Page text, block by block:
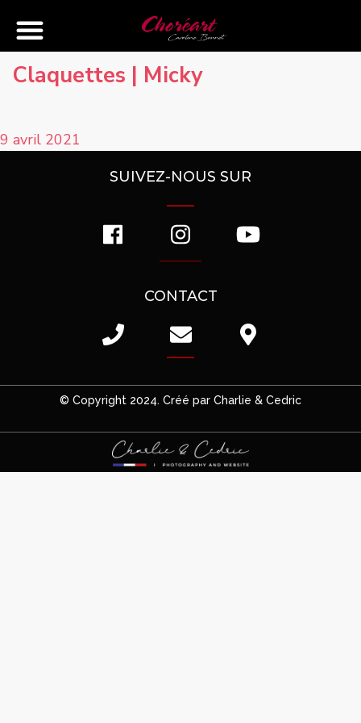
Claquettes | Micky
9 avril 2021
SUIVEZ-NOUS SUR
CONTACT
© Copyright 2024. Créé par Charlie & Cedric